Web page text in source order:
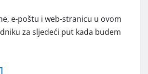
e-poštu i web-stranicu u ovom
za sljedeći put kada budem